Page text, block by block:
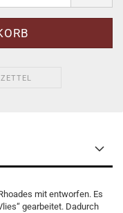
mit entworfen. Es
gearbeitet. Dadurch